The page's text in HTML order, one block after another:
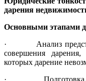
дарения
Основными этапами
· Анализ
совершения
которых дарение
· Подготовка,